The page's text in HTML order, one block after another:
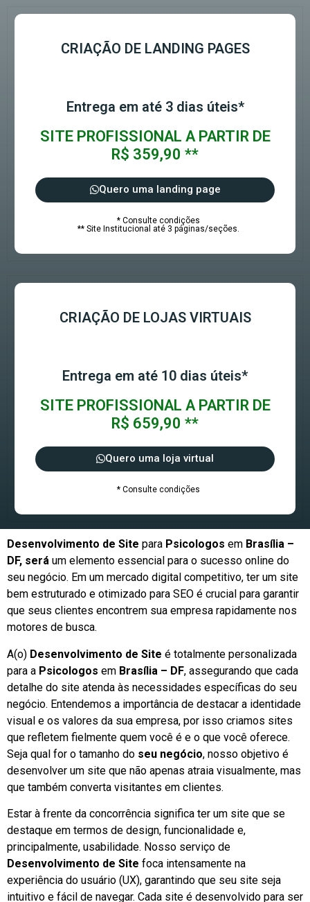
CRIAÇÃO DE LANDING PAGES
Entrega em até 3 dias úteis*
SITE PROFISSIONAL A PARTIR DE
R$ 359,90 **
Quero uma landing page
* Consulte condições
** Site Institucional até 3 páginas/seções.
CRIAÇÃO DE LOJAS VIRTUAIS
Entrega em até 10 dias úteis*
SITE PROFISSIONAL A PARTIR DE
R$ 659,90 **
Quero uma loja virtual
* Consulte condições
Desenvolvimento de Site para Psicologos em Brasília –
DF, será um elemento essencial para o sucesso online do
seu negócio. Em um mercado digital competitivo, ter um site
bem estruturado e otimizado para SEO é crucial para garantir
que seus clientes encontrem sua empresa rapidamente nos
motores de busca.
A(o) Desenvolvimento de Site é totalmente personalizada
para a Psicologos em Brasília – DF, assegurando que cada
detalhe do site atenda às necessidades específicas do seu
negócio. Entendemos a importância de destacar a identidade
visual e os valores da sua empresa, por isso criamos sites
que refletem fielmente quem você é e o que você oferece.
Seja qual for o tamanho do seu negócio, nosso objetivo é
desenvolver um site que não apenas atraia visualmente, mas
que também converta visitantes em clientes.
Estar à frente da concorrência significa ter um site que se
destaque em termos de design, funcionalidade e,
principalmente, usabilidade. Nosso serviço de
Desenvolvimento de Site foca intensamente na
experiência do usuário (UX), garantindo que seu site seja
intuitivo e fácil de navegar. Cada site é desenvolvido para ser